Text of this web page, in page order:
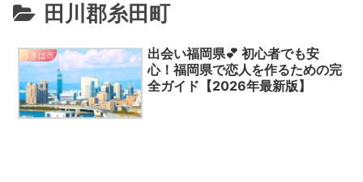
田川郡糸田町
うきは市
出会い福岡県💕 初心者でも安
心！福岡県で恋人を作るための完
全ガイド【2026年最新版】